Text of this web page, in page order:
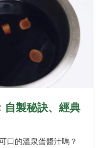
自製秘訣、經典
口的溫泉蛋醬汁嗎？